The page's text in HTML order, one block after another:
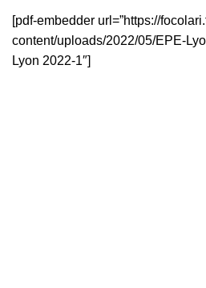
[pdf-embedder url=”https://
content/uploads/2022/05/EPE-
Lyon 2022-1″]